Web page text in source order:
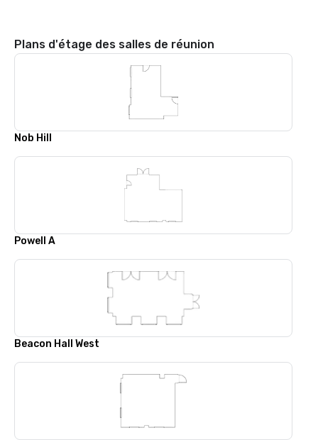
Plans d'étage des salles de réunion
Nob Hill
Powell A
Beacon Hall West